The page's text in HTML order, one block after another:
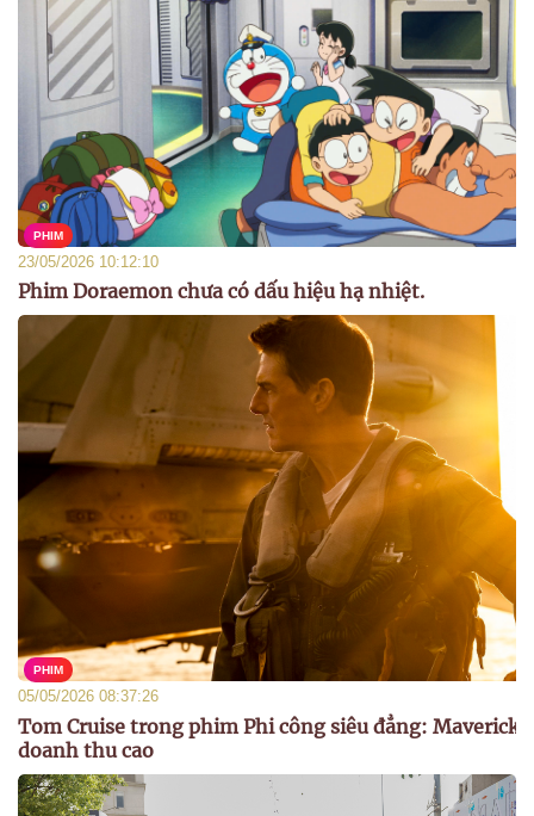
PHIM
23/05/2026 10:12:10
Phim Doraemon chưa có dấu hiệu hạ nhiệt.
PHIM
05/05/2026 08:37:26
Tom Cruise trong phim Phi công siêu đẳng: Maverick
doanh thu cao